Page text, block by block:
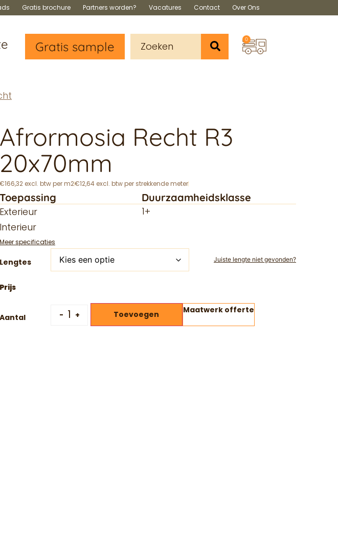
Gratis brochure Partners worden? Vacatures Contact Over Ons
Gratis sample 0
Afrormosia Recht R3
20x70mm
€166,32 excl. btw per m2€12,64 excl. btw per strekkende meter
Toepassing
Exterieur
Interieur
Meer specificaties
Duurzaamheidsklasse
1+
Lengtes Juiste lengte niet gevonden?
Aantal - + Toevoegen Maatwerk offerte